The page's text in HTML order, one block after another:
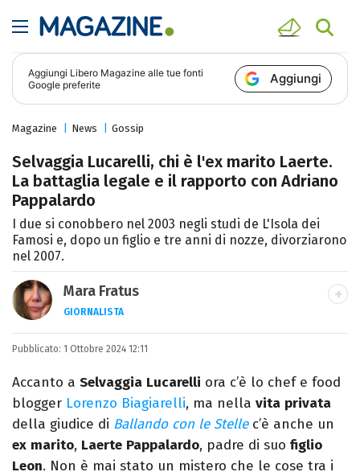
Aggiungi Libero Magazine alle tue fonti
Google preferite
Aggiungi
Magazine News Gossip
Selvaggia Lucarelli, chi è l'ex marito Laerte.
La battaglia legale e il rapporto con Adriano
Pappalardo
I due si conobbero nel 2003 negli studi de L'Isola dei
Famosi e, dopo un figlio e tre anni di nozze, divorziarono
nel 2007.
Mara Fratus
GIORNALISTA
Nella mia vita non possono mancare, il
sul comodino, insieme a un romanzo di
Zafon.
Pubblicato: 1 Ottobre 2024 12:11
Accanto a Selvaggia Lucarelli ora c’è lo chef e food
blogger Lorenzo Biagiarelli, ma nella vita privata
della giudice di Ballando con le Stellec’è anche un
ex marito, Laerte Pappalardo, padre di suo figlio
Leon. Non è mai stato un mistero che le cose tra i